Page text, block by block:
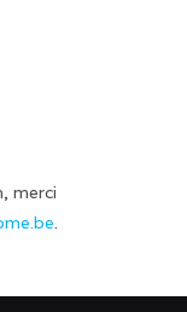
merci
.